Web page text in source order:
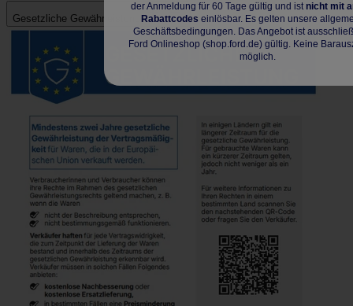
Gesetzliche Gewährleistung
der Anmeldung für 60 Tage gültig und ist nicht mit
Rabattcodes einlösbar. Es gelten unsere
Geschäftsbedingungen. Das Angebot ist
Ford Onlineshop (shop.ford.de) gültig. Keine
möglich.